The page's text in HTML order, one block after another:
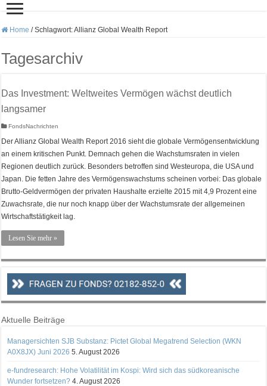
Home / Schlagwort:Allianz Global Wealth Report
Tagesarchiv
Das Investment: Weltweites Vermögen wächst deutlich
langsamer
FondsNachrichten
Der Allianz Global Wealth Report 2016 sieht die globale Vermögensentwicklung
an einem kritischen Punkt. Demnach gehen die Wachstumsraten in vielen
Regionen deutlich zurück. Besonders betroffen sind Westeuropa, die USA und
Japan. Die fetten Jahre des Vermögenswachstums scheinen vorbei: Das globale
Brutto-Geldvermögen der privaten Haushalte erzielte 2015 mit 4,9 Prozent eine
Zuwachsrate, die nur noch knapp über der Wachstumsrate der allgemeinen
Wirtschaftstätigkeit lag.
Lesen Sie mehr »
Aktuelle Beiträge
Managersichten SJB Substanz: Pictet Global Megatrend Selection (WKN
A0X8JX) Juni 2026 5. August 2026
e-fundresearch: Hohe Volatilität im Kospi: Wird sich das südkoreanische
Wunder fortsetzen? 4. August 2026